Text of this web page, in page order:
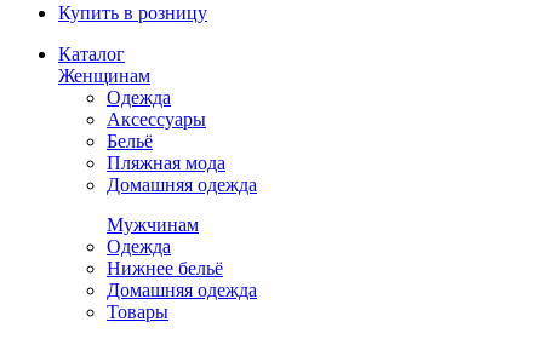
Купить в розницу
Каталог
Женщинам
Одежда
Аксессуары
Бельё
Пляжная мода
Домашняя одежда
Мужчинам
Одежда
Нижнее бельё
Домашняя одежда
Товары